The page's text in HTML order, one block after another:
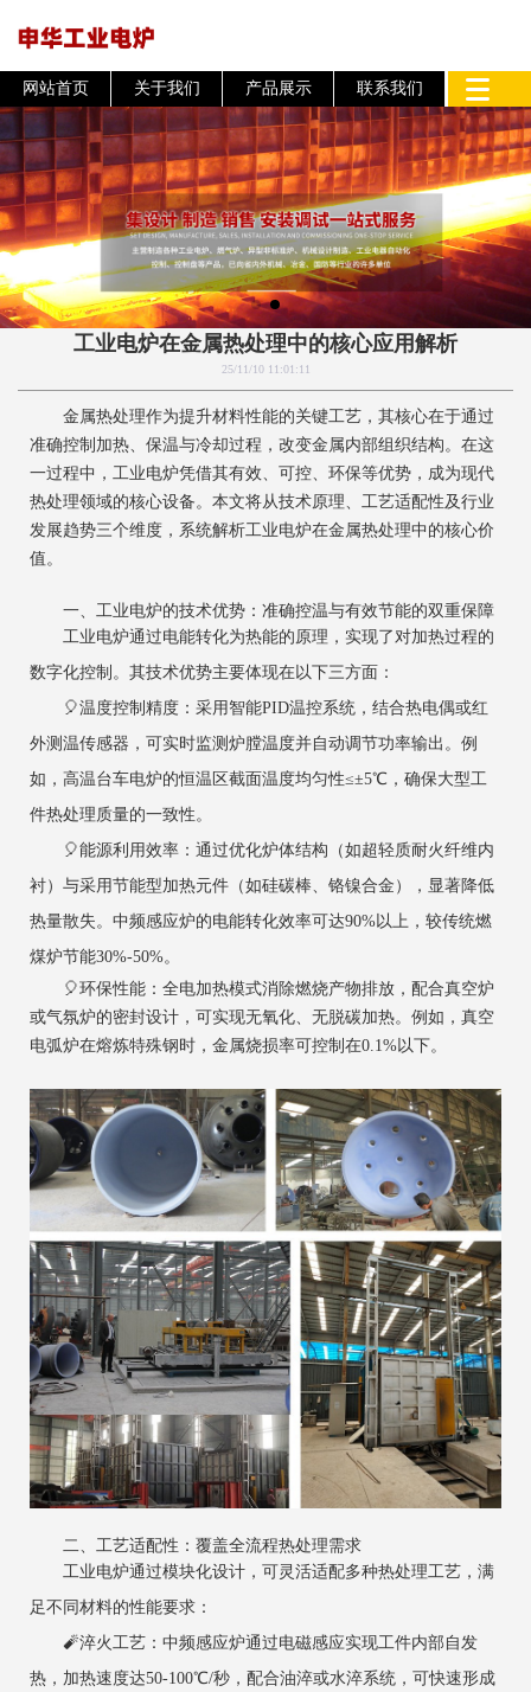
网站首页 关于我们 产品展示 联系我们
工业电炉在金属热处理中的核心应用解析
25/11/10 11:01:11
金属热处理作为提升材料性能的关键工艺，其核心在于通过
准确控制加热、保温与冷却过程，改变金属内部组织结构。在这
一过程中，工业电炉凭借其有效、可控、环保等优势，成为现代
热处理领域的核心设备。本文将从技术原理、工艺适配性及行业
发展趋势三个维度，系统解析工业电炉在金属热处理中的核心价
值。
一、工业电炉的技术优势：准确控温与有效节能的双重保障
工业电炉通过电能转化为热能的原理，实现了对加热过程的
数字化控制。其技术优势主要体现在以下三方面：
‌🎈温度控制精度‌：采用智能PID温控系统，结合热电偶或红
外测温传感器，可实时监测炉膛温度并自动调节功率输出。例
如，高温台车电炉的恒温区截面温度均匀性≤±5℃，确保大型工
件热处理质量的一致性。
‌🎈能源利用效率‌：通过优化炉体结构（如超轻质耐火纤维内
衬）与采用节能型加热元件（如硅碳棒、铬镍合金），显著降低
热量散失。中频感应炉的电能转化效率可达90%以上，较传统燃
煤炉节能30%-50%。
‌🎈环保性能‌：全电加热模式消除燃烧产物排放，配合真空炉
或气氛炉的密封设计，可实现无氧化、无脱碳加热。例如，真空
电弧炉在熔炼特殊钢时，金属烧损率可控制在0.1%以下。
二、工艺适配性：覆盖全流程热处理需求
工业电炉通过模块化设计，可灵活适配多种热处理工艺，满
足不同材料的性能要求：
‌🧨淬火工艺‌：中频感应炉通过电磁感应实现工件内部自发
热，加热速度达50-100℃/秒，配合油淬或水淬系统，可快速形成